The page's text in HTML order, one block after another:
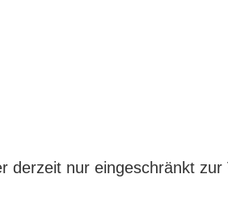
derzeit nur eingeschränkt zur